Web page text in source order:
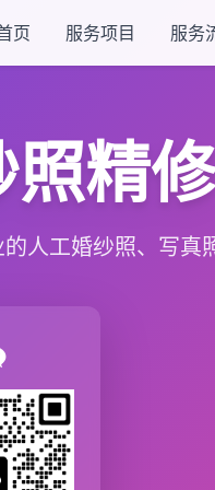
页 服务项目 服务
照精修
人工婚纱照、写真